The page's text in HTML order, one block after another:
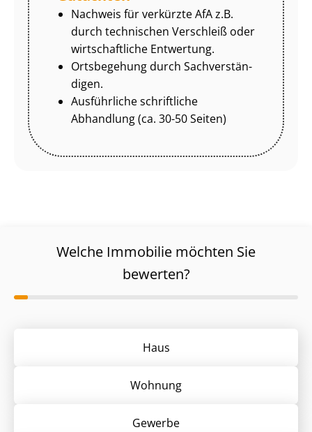
Nachweis für verkürzte AfA z.B.
durch technischen Verschleiß oder
wirtschaftliche Entwertung.
Ortsbegehung durch Sach­ver­stän­
di­gen.
Ausführliche schriftliche
Abhandlung (ca. 30-50 Seiten)
Welche Immobilie möchten Sie
bewerten?
Haus
Wohnung
Gewerbe